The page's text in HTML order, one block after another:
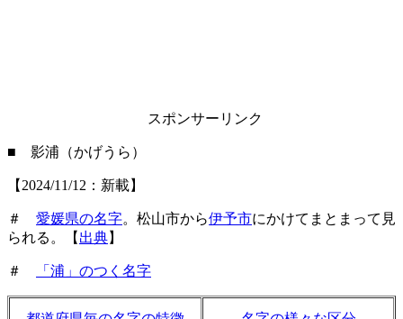
スポンサーリンク
■ 影浦（かげうら）
【2024/11/12：新載】
＃ 愛媛県の名字。松山市から伊予市にかけてまとまって見
られる。【 出典】
＃ 「浦」のつく名字